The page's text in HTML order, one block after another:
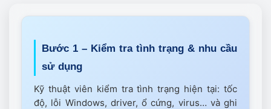
Bước 1 – Kiểm tra tình trạng & nhu cầu
sử dụng
Kỹ thuật viên kiểm tra tình trạng hiện tại: tốc
độ, lỗi Windows, driver, ổ cứng, virus… và ghi